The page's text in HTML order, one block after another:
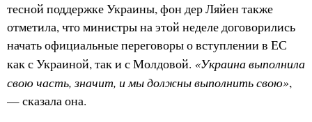
тесной поддержке Украины, фон дер Ляйен также
отметила, что министры на этой неделе договорились
начать официальные переговоры о вступлении в ЕС
как с Украиной, так и с Молдовой. «Украина выполнила
свою часть, значит, и мы должны выполнить свою»,
— сказала она.